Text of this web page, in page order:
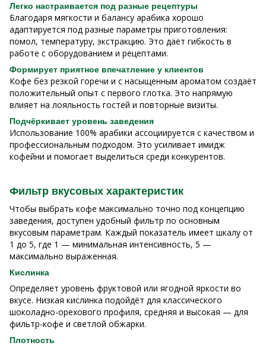
Легко настраивается под разные рецептуры
Благодаря мягкости и балансу арабика хорошо
адаптируется под разные параметры приготовления:
помол, температуру, экстракцию. Это даёт гибкость в
работе с оборудованием и рецептами.
Формирует приятное впечатление у клиентов
Кофе без резкой горечи и с насыщенным ароматом создаёт
положительный опыт с первого глотка. Это напрямую
влияет на лояльность гостей и повторные визиты.
Подчёркивает уровень заведения
Использование 100% арабики ассоциируется с качеством и
профессиональным подходом. Это усиливает имидж
кофейни и помогает выделиться среди конкурентов.
Фильтр вкусовых характеристик
Чтобы выбрать кофе максимально точно под концепцию
заведения, доступен удобный фильтр по основным
вкусовым параметрам. Каждый показатель имеет шкалу от
1 до 5, где 1 — минимальная интенсивность, 5 —
максимально выраженная.
Кислинка
Определяет уровень фруктовой или ягодной яркости во
вкусе. Низкая кислинка подойдёт для классического
шоколадно-орехового профиля, средняя и высокая — для
фильтр-кофе и светлой обжарки.
Плотность